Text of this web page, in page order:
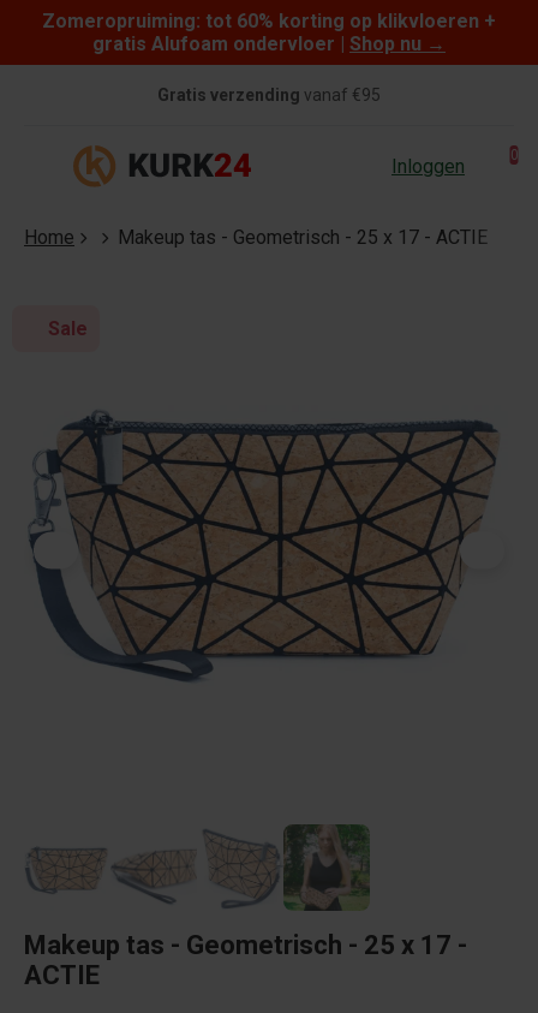
Skip to content
Zomeropruiming: tot 60% korting op klikvloeren +
gratis Alufoam ondervloer | Shop nu →
Gratis verzending vanaf €95
Inloggen 0
Home Makeup tas - Geometrisch - 25 x 17 - ACTIE
Sale
Makeup tas - Geometrisch - 25 x 17 -
ACTIE